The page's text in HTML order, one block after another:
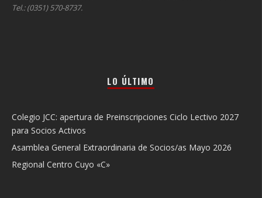
Tel.: (0351) 570-8737.
LO ÚLTIMO
Colegio JCC: apertura de Preinscripciones Ciclo Lectivo 2027
para Socios Activos
Asamblea General Extraordinaria de Socios/as Mayo 2026
Regional Centro Cuyo «C»